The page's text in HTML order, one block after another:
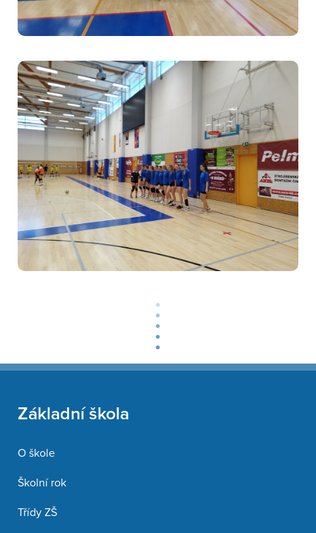
Základní škola
O škole
Školní rok
Třídy ZŠ